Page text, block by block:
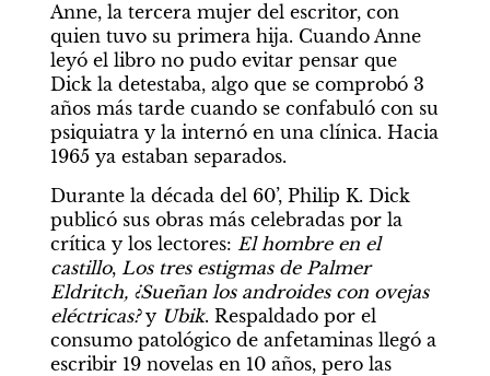
Anne, la tercera mujer del escritor, con
quien tuvo su primera hija. Cuando Anne
leyó el libro no pudo evitar pensar que
Dick la detestaba, algo que se comprobó 3
años más tarde cuando se confabuló con su
psiquiatra y la internó en una clínica. Hacia
1965 ya estaban separados.
Durante la década del 60’, Philip K. Dick
publicó sus obras más celebradas por la
crítica y los lectores: El hombre en el
castillo, Los tres estigmas de Palmer
Eldritch, ¿Sueñan los androides con ovejas
eléctricas? y Ubik. Respaldado por el
consumo patológico de anfetaminas llegó a
escribir 19 novelas en 10 años, pero las